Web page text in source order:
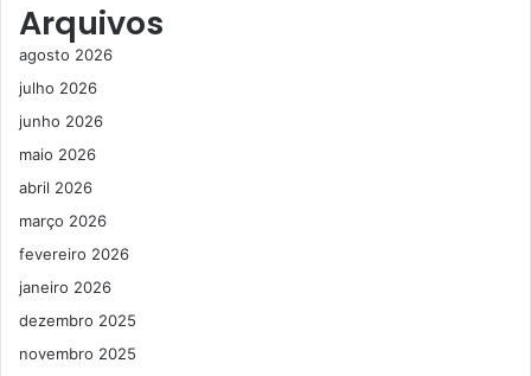
Arquivos
agosto 2026
julho 2026
junho 2026
maio 2026
abril 2026
março 2026
fevereiro 2026
janeiro 2026
dezembro 2025
novembro 2025